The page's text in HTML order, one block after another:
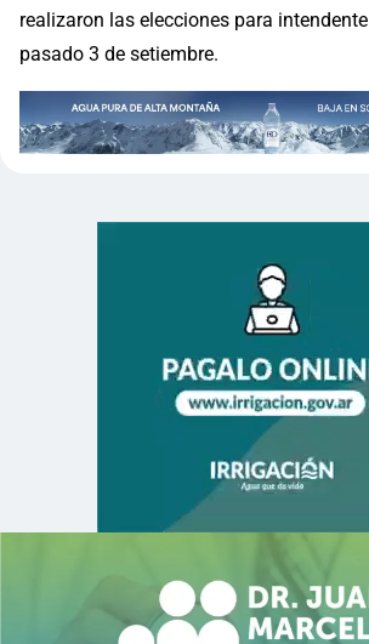
realizaron las elecciones para
pasado 3 de setiembre.